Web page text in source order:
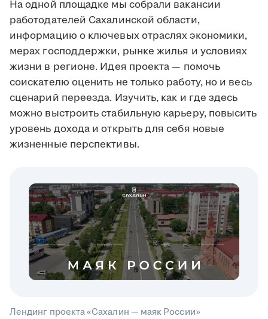
На одной площадке мы собрали вакансии
работодателей Сахалинской области,
информацию о ключевых отраслях экономики,
мерах господдержки, рынке жилья и условиях
жизни в регионе. Идея проекта — помочь
соискателю оценить не только работу, но и весь
сценарий переезда. Изучить, как и где здесь
можно выстроить стабильную карьеру, повысить
уровень дохода и открыть для себя новые
жизненные перспективы.
Лендинг проекта «Сахалин — маяк России»